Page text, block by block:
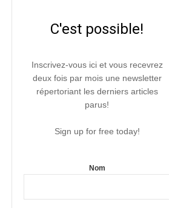
C'est possible!
Inscrivez-vous ici et vous recevrez
deux fois par mois une newsletter
répertoriant les derniers articles
parus!
Sign up for free today!
Nom